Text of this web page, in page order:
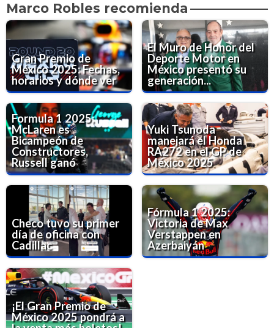
Marco Robles recomienda
Gran Premio de
México 2025: Fechas,
horarios y dónde ver
El Muro de Honor del
Deporte Motor en
México presentó su
generación...
Formula 1 2025:
McLaren es
Bicampeón de
Constructores,
Russell ganó
Yuki Tsunoda
manejará el Honda
RA272 en el GP de
México 2025
Checo tuvo su primer
día de oficina con
Cadillac
Fórmula 1 2025:
Victoria de Max
Verstappen en
Azerbaiyán
¡El Gran Premio de
México 2025 pondrá a